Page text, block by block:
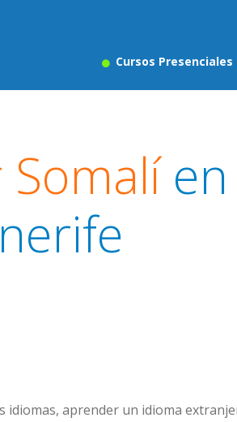
Cursos Presenciales
en
idiomas, aprender un idioma